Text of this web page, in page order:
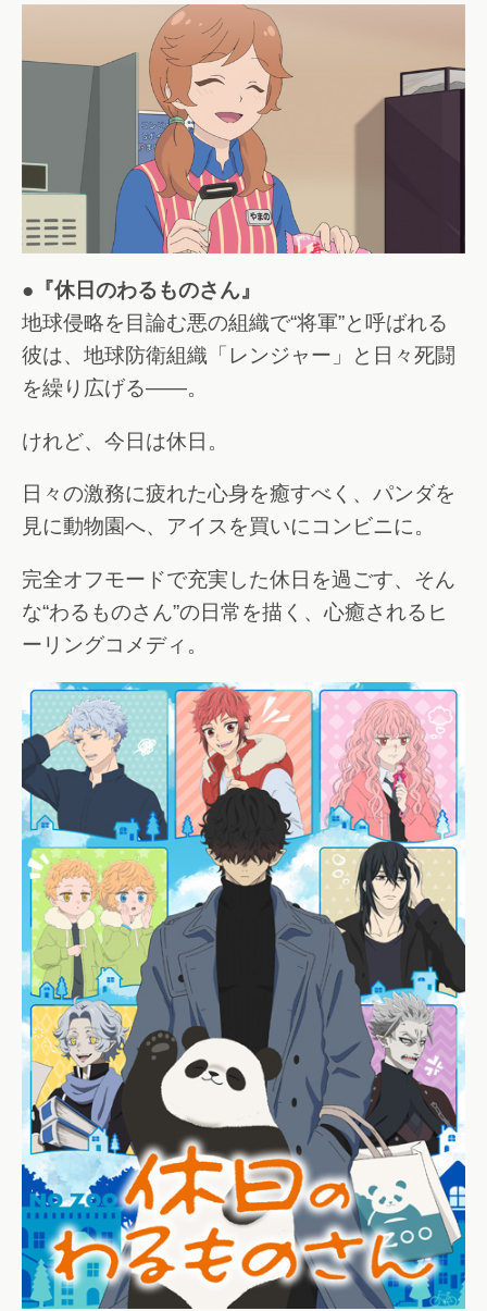
●『休日のわるものさん』
地球侵略を目論む悪の組織で“将軍”と呼ばれる
彼は、地球防衛組織「レンジャー」と日々死闘
を繰り広げる――。
けれど、今日は休日。
日々の激務に疲れた心身を癒すべく、パンダを
見に動物園へ、アイスを買いにコンビニに。
完全オフモードで充実した休日を過ごす、そん
な“わるものさん”の日常を描く、心癒されるヒ
ーリングコメディ。